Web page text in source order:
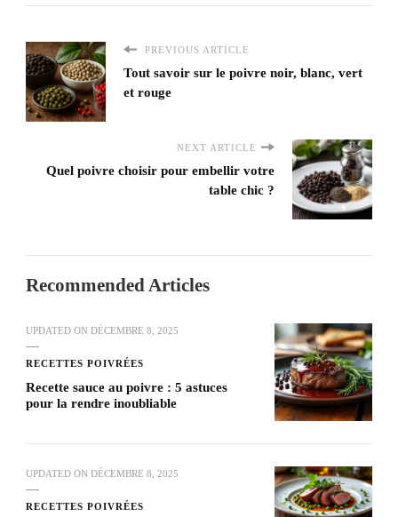
PREVIOUS ARTICLE
Tout savoir sur le poivre noir, blanc, vert
et rouge
NEXT ARTICLE
Quel poivre choisir pour embellir votre
table chic ?
Recommended Articles
UPDATED ON DÉCEMBRE 8, 2025
RECETTES POIVRÉES
Recette sauce au poivre : 5 astuces
pour la rendre inoubliable
UPDATED ON DÉCEMBRE 8, 2025
RECETTES POIVRÉES